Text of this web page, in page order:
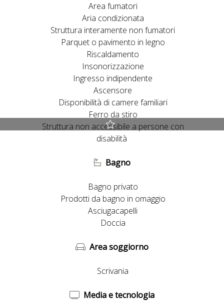
Miglior prezzo garantito
Upgrade gratuito della camera previa disponibilità
La politica di cancellazione più vantaggiosa del Web
Area fumatori
Aria condizionata
Struttura interamente non fumatori
Parquet o pavimento in legno
Riscaldamento
Insonorizzazione
Ingresso indipendente
Ascensore
Disponibilità di camere familiari
Ferro da stiro
Struttura non accessibile a persone con
disabilità
Bagno
Bagno privato
Prodotti da bagno in omaggio
Asciugacapelli
Doccia
Area soggiorno
Scrivania
Media e tecnologia